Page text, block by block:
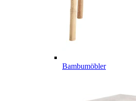
Bambumöbler